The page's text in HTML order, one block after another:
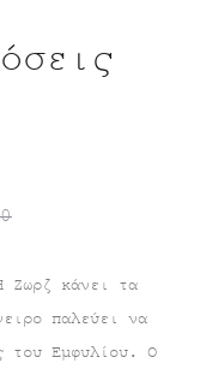
Ζωρζ κάνει τα
παλεύει να
του Εμφυλίου. Ο